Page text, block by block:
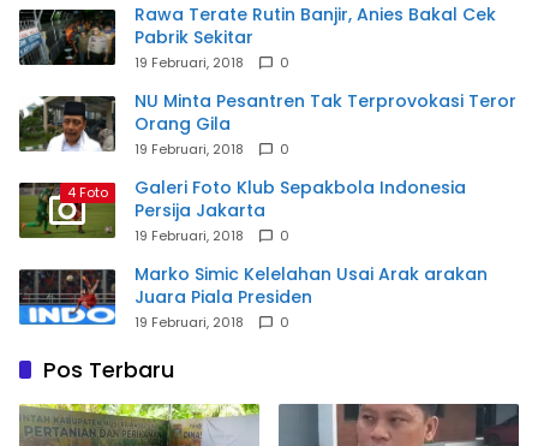
Rawa Terate Rutin Banjir, Anies Bakal Cek
Pabrik Sekitar
19 Februari, 2018 0
NU Minta Pesantren Tak Terprovokasi Teror
Orang Gila
19 Februari, 2018 0
4 Foto
Galeri Foto Klub Sepakbola Indonesia
Persija Jakarta
19 Februari, 2018 0
Marko Simic Kelelahan Usai Arak arakan
Juara Piala Presiden
19 Februari, 2018 0
Pos Terbaru